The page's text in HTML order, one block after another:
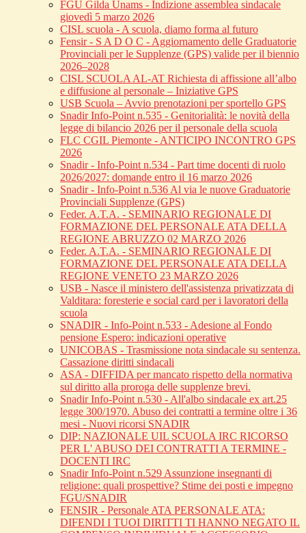
FGU Gilda Unams - Indizione assemblea sindacale
giovedì 5 marzo 2026
CISL scuola - A scuola, diamo forma al futuro
Fensir - S A D O C - Aggiornamento delle Graduatorie
Provinciali per le Supplenze (GPS) valide per il biennio
2026–2028
CISL SCUOLA AL-AT Richiesta di affissione all’albo
e diffusione al personale – Iniziative GPS
USB Scuola – Avvio prenotazioni per sportello GPS
Snadir Info-Point n.535 - Genitorialità: le novità della
legge di bilancio 2026 per il personale della scuola
FLC CGIL Piemonte - ANTICIPO INCONTRO GPS
2026
Snadir - Info-Point n.534 - Part time docenti di ruolo
2026/2027: domande entro il 16 marzo 2026
Snadir - Info-Point n.536 Al via le nuove Graduatorie
Provinciali Supplenze (GPS)
Feder. A.T.A. - SEMINARIO REGIONALE DI
FORMAZIONE DEL PERSONALE ATA DELLA
REGIONE ABRUZZO 02 MARZO 2026
Feder. A.T.A. - SEMINARIO REGIONALE DI
FORMAZIONE DEL PERSONALE ATA DELLA
REGIONE VENETO 23 MARZO 2026
USB - Nasce il ministero dell'assistenza privatizzata di
Valditara: foresterie e social card per i lavoratori della
scuola
SNADIR - Info-Point n.533 - Adesione al Fondo
pensione Espero: indicazioni operative
UNICOBAS - Trasmissione nota sindacale su sentenza.
Cassazione diritti sindacali
ASA - DIFFIDA per mancato rispetto della normativa
sul diritto alla proroga delle supplenze brevi.
Snadir Info-Point n.530 - All'albo sindacale ex art.25
legge 300/1970. Abuso dei contratti a termine oltre i 36
mesi - Nuovi ricorsi SNADIR
DIP: NAZIONALE UIL SCUOLA IRC RICORSO
PER L' ABUSO DEI CONTRATTI A TERMINE -
DOCENTI IRC
Snadir Info-Point n.529 Assunzione insegnanti di
religione: quali prospettive? Stime dei posti e impegno
FGU/SNADIR
FENSIR - Personale ATA PERSONALE ATA:
DIFENDI I TUOI DIRITTI TI HANNO NEGATO IL